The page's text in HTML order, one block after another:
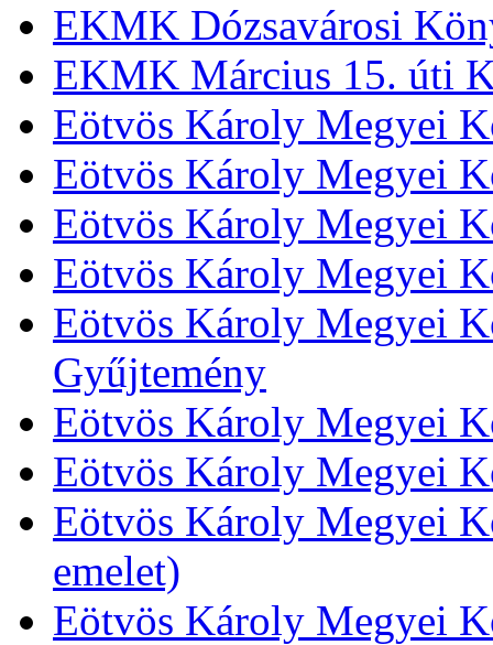
EKMK Dózsavárosi
EKMK Március 15. úti
Eötvös Károly Megyei
Eötvös Károly Megyei
Eötvös Károly Megyei
Eötvös Károly Megyei
Eötvös Károly Megyei
Gyűjtemény
Eötvös Károly Megyei
Eötvös Károly Megyei
Eötvös Károly Megyei
emelet)
Eötvös Károly Megyei